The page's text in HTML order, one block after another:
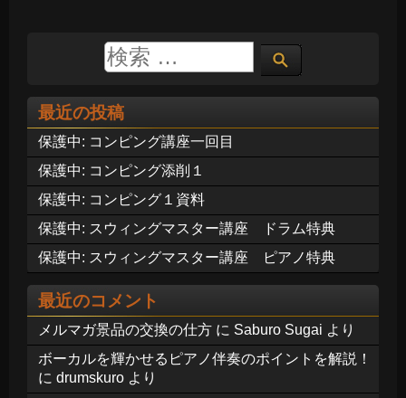
最近の投稿
保護中: コンピング講座一回目
保護中: コンピング添削１
保護中: コンピング１資料
保護中: スウィングマスター講座 ドラム特典
保護中: スウィングマスター講座 ピアノ特典
最近のコメント
メルマガ景品の交換の仕方 に Saburo Sugai より
ボーカルを輝かせるピアノ伴奏のポイントを解説！
に drumskuro より